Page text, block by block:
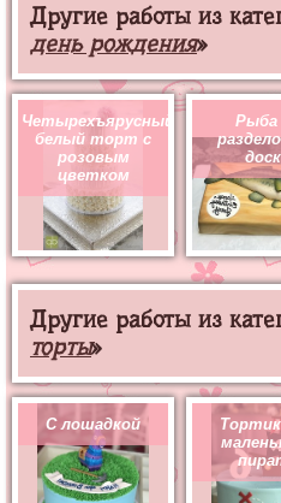
Другие работы из
день рождения»
Четырехъярусный
белый торт с
розовым
цветком
Рыба
Другие работы из
торты»
С лошадкой